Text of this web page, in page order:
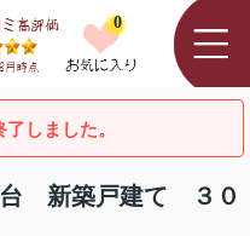
0
しました。
新築戸建て ３０